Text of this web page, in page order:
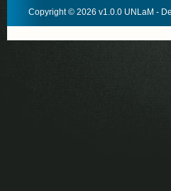
Copyright © 2026 v1.0.0 UNLaM -